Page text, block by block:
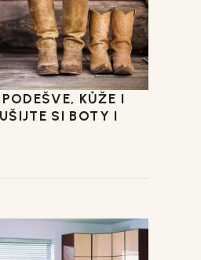
KŮŽE I
SI BOTY I